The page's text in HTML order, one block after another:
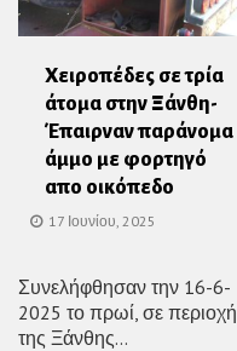
Χειροπέδες σε τρία
άτομα στην Ξάνθη-
Έπαιρναν παράνομα
άμμο με φορτηγό
απο οικόπεδο
17 Ιουνίου, 2025
Συνελήφθησαν την 16-6-
2025 το πρωί, σε περιοχή
της Ξάνθης...